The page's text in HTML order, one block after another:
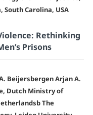
Carolina, USA
Rethinking
Prisons
Beijersbergen Arjan A.
Dutch Ministry of
The